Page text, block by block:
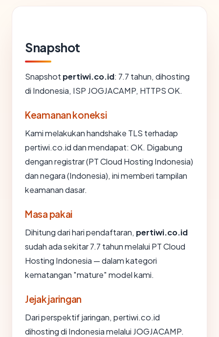
Snapshot
Snapshot pertiwi.co.id: 7.7 tahun, dihosting
di Indonesia, ISP JOGJACAMP, HTTPS OK.
Keamanan koneksi
Kami melakukan handshake TLS terhadap
pertiwi.co.id dan mendapat: OK. Digabung
dengan registrar (PT Cloud Hosting Indonesia)
dan negara (Indonesia), ini memberi tampilan
keamanan dasar.
Masa pakai
Dihitung dari hari pendaftaran, pertiwi.co.id
sudah ada sekitar 7.7 tahun melalui PT Cloud
Hosting Indonesia — dalam kategori
kematangan "mature" model kami.
Jejak jaringan
Dari perspektif jaringan, pertiwi.co.id
dihosting di Indonesia melalui JOGJACAMP.